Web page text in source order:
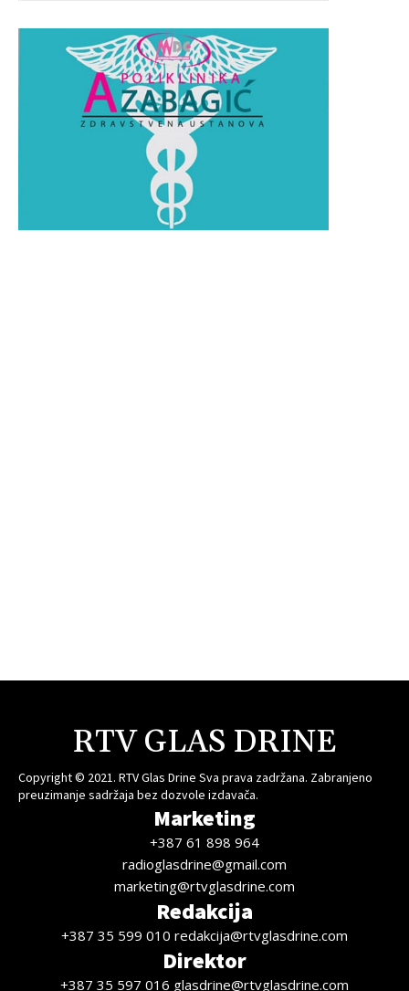
RTV GLAS DRINE
Copyright © 2021. RTV Glas Drine Sva prava zadržana. Zabranjeno
preuzimanje sadržaja bez dozvole izdavača.
Marketing
+387 61 898 964
radioglasdrine@gmail.com
marketing@rtvglasdrine.com
Redakcija
+387 35 599 010 redakcija@rtvglasdrine.com
Direktor
+387 35 597 016 glasdrine@rtvglasdrine.com